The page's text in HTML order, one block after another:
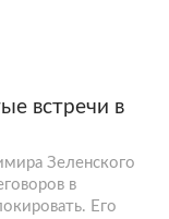
встречи в
Зеленского
в
Его